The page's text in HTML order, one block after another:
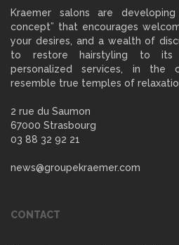
Kraemer salons are
concept” that encourages
your desires, and a wealth of
to restore hairstyling to its
personalized services, in the
resemble true temples of
2 rue du Saumon
67000 Strasbourg
03 88 32 92 21
news@groupekraemer.com
CONTACT